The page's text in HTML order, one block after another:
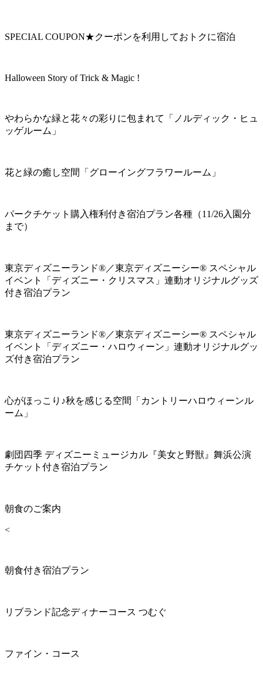
SPECIAL COUPON★クーポンを利用しておトクに宿泊
Halloween Story of Trick & Magic !
やわらかな緑と花々の彩りに包まれて「ノルディック・ヒュ
ッゲルーム」
花と緑の癒し空間「グローイングフラワールーム」
パークチケット購入権利付き宿泊プラン各種（11/26入園分
まで）
東京ディズニーランド®／東京ディズニーシー® スペシャル
イベント「ディズニー・クリスマス」連動オリジナルグッズ
付き宿泊プラン
東京ディズニーランド®／東京ディズニーシー® スペシャル
イベント「ディズニー・ハロウィーン」連動オリジナルグッ
ズ付き宿泊プラン
心がほっこり♪秋を感じる空間「カントリーハロウィーンル
ーム」
劇団四季 ディズニーミュージカル『美女と野獣』舞浜公演
チケット付き宿泊プラン
朝食のご案内
<
朝食付き宿泊プラン
リブランド記念ディナーコース つむぐ
ファイン・コース